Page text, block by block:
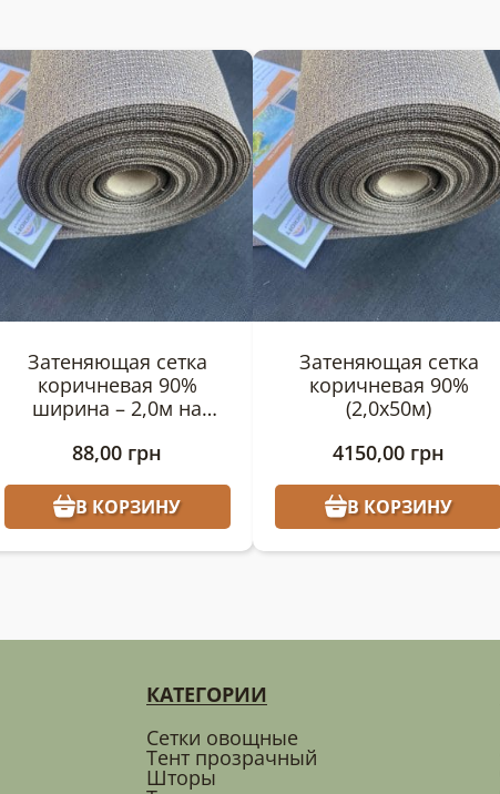
Затеняющая сетка
коричневая 90%
ширина – 2,0м на
88,00 грн
В КОРЗИНУ
Затеняющая сетка
коричневая 90%
(2,0х50м)
4150,00 грн
В КОРЗИНУ
КАТЕГОРИИ
Сетки овощные
Тент прозрачный
Шторы